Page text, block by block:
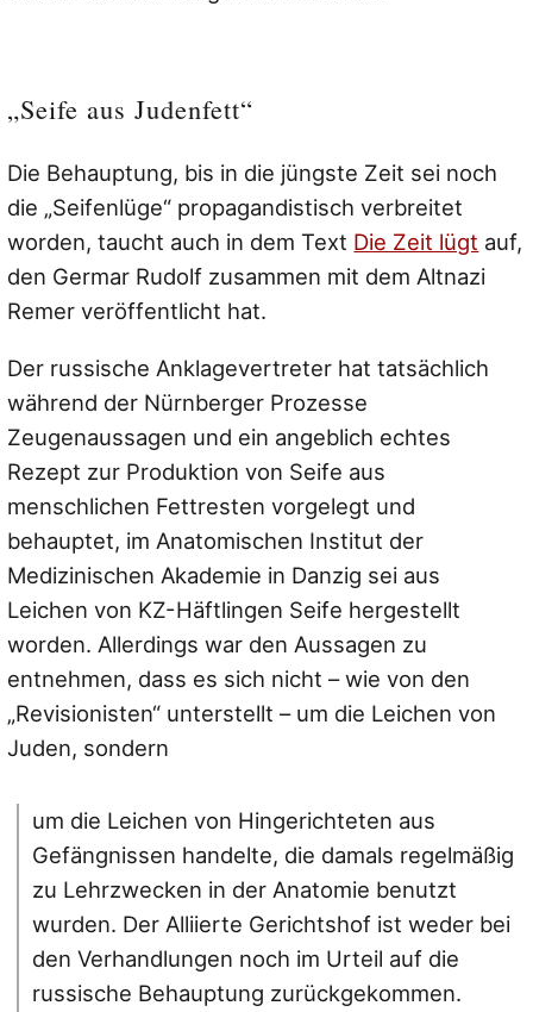
„Seife aus Judenfett“
Die Behauptung, bis in die jüngste Zeit sei noch
die „Seifenlüge“ propagandistisch verbreitet
worden, taucht auch in dem Text Die Zeit lügt auf,
den Germar Rudolf zusammen mit dem Altnazi
Remer veröffentlicht hat.
Der russische Anklagevertreter hat tatsächlich
während der Nürnberger Prozesse
Zeugenaussagen und ein angeblich echtes
Rezept zur Produktion von Seife aus
menschlichen Fettresten vorgelegt und
behauptet, im Anatomischen Institut der
Medizinischen Akademie in Danzig sei aus
Leichen von KZ-Häftlingen Seife hergestellt
worden. Allerdings war den Aussagen zu
entnehmen, dass es sich nicht – wie von den
„Revisionisten“ unterstellt – um die Leichen von
Juden, sondern
um die Leichen von Hingerichteten aus
Gefängnissen handelte, die damals regelmäßig
zu Lehrzwecken in der Anatomie benutzt
wurden. Der Alliierte Gerichtshof ist weder bei
den Verhandlungen noch im Urteil auf die
russische Behauptung zurückgekommen.